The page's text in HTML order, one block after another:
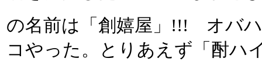
の名前は「創嬉屋」!!! オバ
コやった。とりあえず「酎ハ